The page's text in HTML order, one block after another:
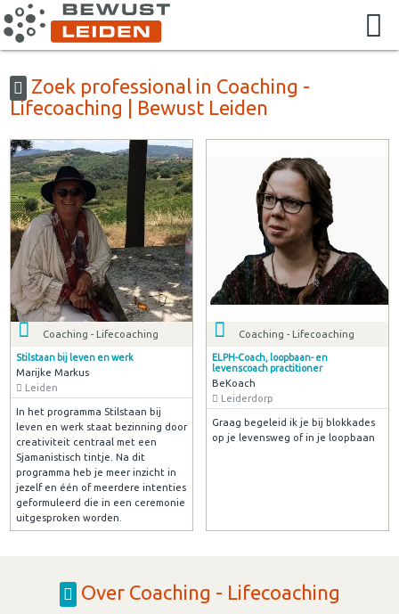
Zoek professional in Coaching -
Lifecoaching | Bewust Leiden
Coaching - Lifecoaching
Stilstaan bij leven en werk
Marijke Markus
Leiden
In het programma Stilstaan bij
leven en werk staat bezinning door
creativiteit centraal met een
Sjamanistisch tintje. Na dit
programma heb je meer inzicht in
jezelf en één of meerdere intenties
geformuleerd die in een ceremonie
uitgesproken worden.
Coaching - Lifecoaching
ELPH-Coach, loopbaan- en
levenscoach practitioner
BeKoach
Leiderdorp
Graag begeleid ik je bij blokkades
op je levensweg of in je loopbaan
Over Coaching - Lifecoaching